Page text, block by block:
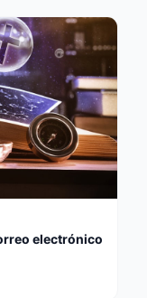
electrónico